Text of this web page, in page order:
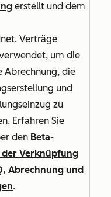
erstellt und dem
Verträge
um die
Abrechnung, die
und
zu
Erfahren Sie
den Beta-
der Verknüpfung
Abrechnung und
.